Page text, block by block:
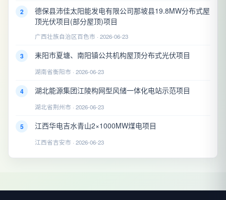
2
德保县沛佳太阳能发电有限公司那坡县19.8MW分布式屋
顶光伏项目(部分屋顶)项目
广西壮族自治区百色市 · 2026-06-23
3 耒阳市夏塘、南阳镇公共机构屋顶分布式光伏项目
湖南省衡阳市 · 2026-06-23
4 湖北能源集团江陵构网型风储一体化电站示范项目
湖北省荆州市 · 2026-06-23
5 江西华电吉水青山2×1000MW煤电项目
江西省吉安市 · 2026-06-23